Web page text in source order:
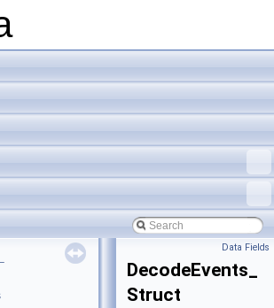
Data Fields
DecodeEvents_
Struct